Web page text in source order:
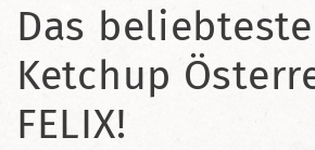
Das beliebteste
Ketchup
FELIX!